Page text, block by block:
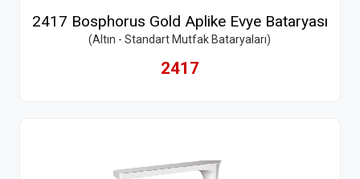
2417 Bosphorus Gold Aplike Evye Bataryası
(Altın - Standart Mutfak Bataryaları)
2417